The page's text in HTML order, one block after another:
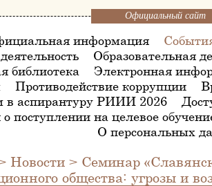
Официальный сайт
информация
Образовательная
библиотека
Электронная
Противодействие коррупции
в аспирантуру РИИИ 2026
поступлении на целевое
О персональных
Новости > Семинар
общества: угрозы и